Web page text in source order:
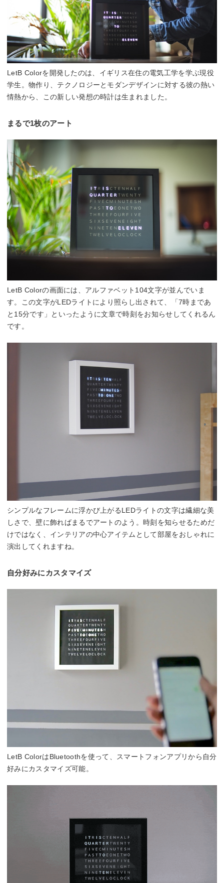
LetB Colorを開発したのは、イギリス在住の電気工学を学ぶ現役
学生。物作り、テクノロジーとモダンデザインに対する彼の熱い
情熱から、この新しい発想の時計は生まれました。
まるで1枚のアート
LetB Colorの画面には、アルファベット104文字が並んでいま
す。この文字がLEDライトにより照らし出されて、「7時まであ
と15分です」といったように文章で時刻をお知らせしてくれるん
です。
シンプルなフレームに浮かび上がるLEDライトの文字は繊細な美
しさで、壁に飾ればまるでアートのよう。時刻を知らせるためだ
けではなく、インテリアの中心アイテムとして部屋をおしゃれに
演出してくれますね。
自分好みにカスタマイズ
LetB ColorはBluetoothを使って、スマートフォンアプリから自分
好みにカスタマイズ可能。